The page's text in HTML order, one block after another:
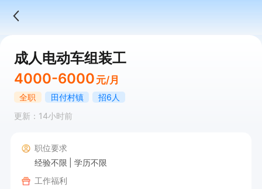
成人电动车组装工
4000-6000 元/月
全职 田付村镇
招6人
更新：14小时前
职位要求
经验不限
学历不限
工作福利